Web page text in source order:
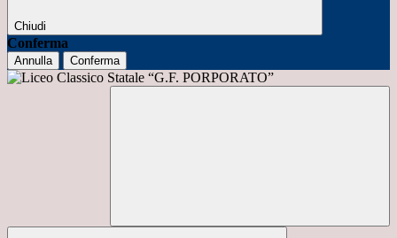
Chiudi
Conferma
Annulla Conferma